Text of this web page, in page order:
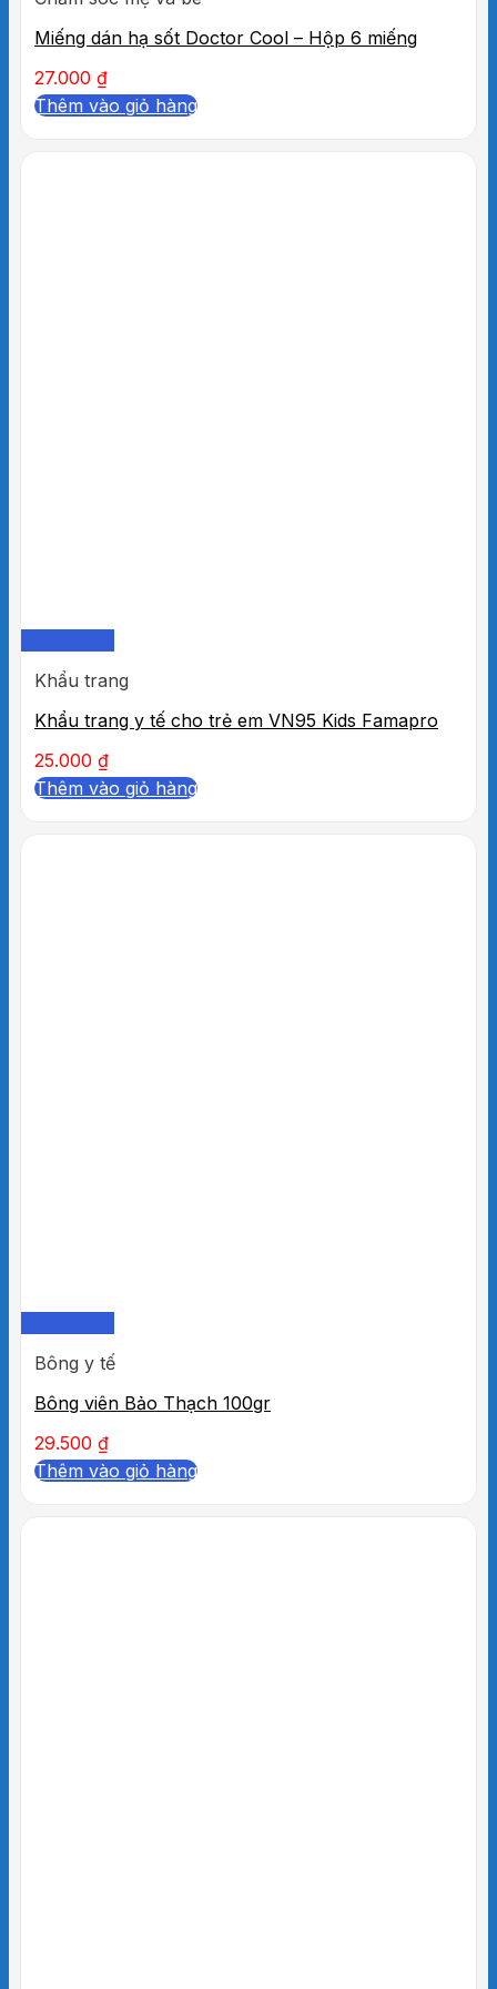
Miếng dán hạ sốt Doctor Cool – Hộp 6 miếng
27.000 ₫
Thêm vào giỏ hàng
Khẩu trang
Khẩu trang y tế cho trẻ em VN95 Kids Famapro
25.000 ₫
Thêm vào giỏ hàng
Bông y tế
Bông viên Bảo Thạch 100gr
29.500 ₫
Thêm vào giỏ hàng